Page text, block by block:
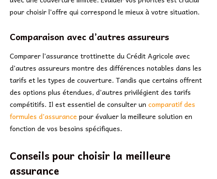
pour choisir l’offre qui correspond le mieux à votre situation.
Comparaison avec d’autres assureurs
Comparer l’assurance trottinette du Crédit Agricole avec
d’autres assureurs montre des différences notables dans les
tarifs et les types de couverture. Tandis que certains offrent
des options plus étendues, d’autres privilégient des tarifs
compétitifs. Il est essentiel de consulter un comparatif des
formules d’assurance pour évaluer la meilleure solution en
fonction de vos besoins spécifiques.
Conseils pour choisir la meilleure
assurance